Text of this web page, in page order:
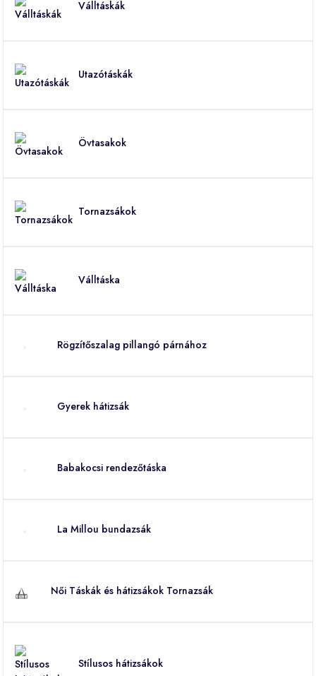
Válltáskák
Utazótáskák
Övtasakok
Tornazsákok
Válltáska
Rögzítőszalag pillangó párnához
Gyerek hátizsák
Babakocsi rendezőtáska
La Millou bundazsák
Női Táskák és hátizsákok Tornazsák
Stílusos hátizsákok